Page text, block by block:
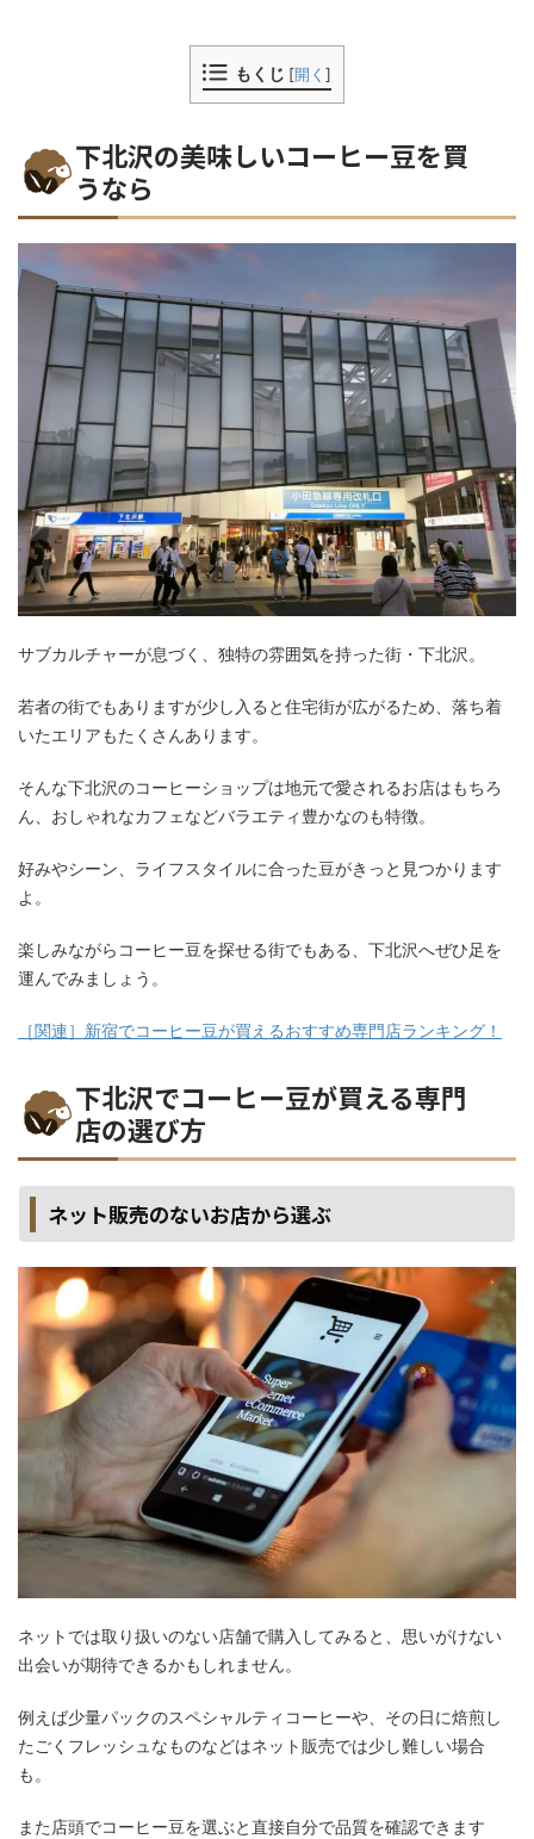
もくじ [開く ]
下北沢の美味しいコーヒー豆を買
うなら
サブカルチャーが息づく、独特の雰囲気を持った街・下北沢。
若者の街でもありますが少し入ると住宅街が広がるため、落ち着
いたエリアもたくさんあります。
そんな下北沢のコーヒーショップは地元で愛されるお店はもちろ
ん、おしゃれなカフェなどバラエティ豊かなのも特徴。
好みやシーン、ライフスタイルに合った豆がきっと見つかります
よ。
楽しみながらコーヒー豆を探せる街でもある、下北沢へぜひ足を
運んでみましょう。
［関連］新宿でコーヒー豆が買えるおすすめ専門店ランキング！
下北沢でコーヒー豆が買える専門
店の選び方
ネット販売のないお店から選ぶ
ネットでは取り扱いのない店舗で購入してみると、思いがけない
出会いが期待できるかもしれません。
例えば少量パックのスペシャルティコーヒーや、その日に焙煎し
たごくフレッシュなものなどはネット販売では少し難しい場合
も。
また店頭でコーヒー豆を選ぶと直接自分で品質を確認できます